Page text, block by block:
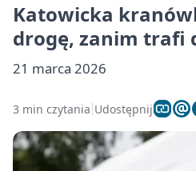
Katowicka
drogę, zanim trafi
21 marca 2026
3 min czytania Udostępnij